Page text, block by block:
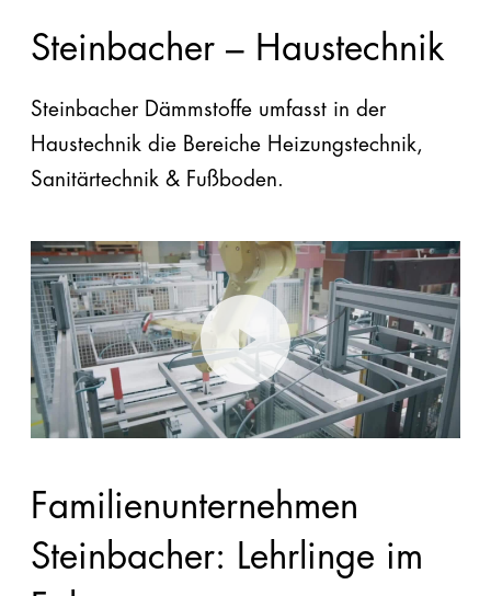
Steinbacher – Haustechnik
Steinbacher Dämmstoffe umfasst in der
Haustechnik die Bereiche Heizungstechnik,
Sanitärtechnik & Fußboden.
Familienunternehmen
Steinbacher: Lehrlinge im